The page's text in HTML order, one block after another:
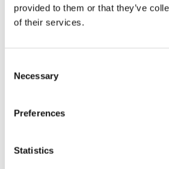
provided to them or that they’ve
of their services.
Selection
Necessary
Preferences
Statistics
JC35TM2-420/JC35TM2-480 ist ein
Inselhebenszenarien entwickelt
Es verfügt über eine niedrige
einfache Installation, eine frei